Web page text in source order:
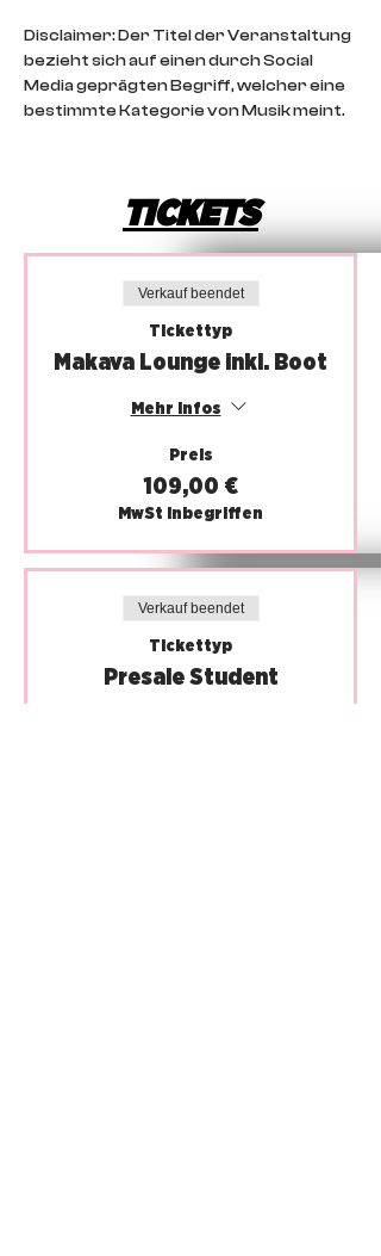
Disclaimer: Der Titel der Veranstaltung
bezieht sich auf einen durch Social
Media geprägten Begriff, welcher eine
bestimmte Kategorie von Musik meint.
TICKETS
Verkauf beendet
Tickettyp
Makava Lounge inkl. Boot
Mehr Infos
Preis
109,00 €
MwSt inbegriffen
Verkauf beendet
Tickettyp
Presale Student